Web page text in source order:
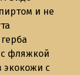
и не
фляжкой
экокожи с